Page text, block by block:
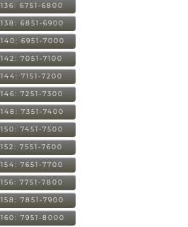
136: 6751-6800
138: 6851-6900
140: 6951-7000
142: 7051-7100
144: 7151-7200
146: 7251-7300
148: 7351-7400
150: 7451-7500
152: 7551-7600
154: 7651-7700
156: 7751-7800
158: 7851-7900
160: 7951-8000